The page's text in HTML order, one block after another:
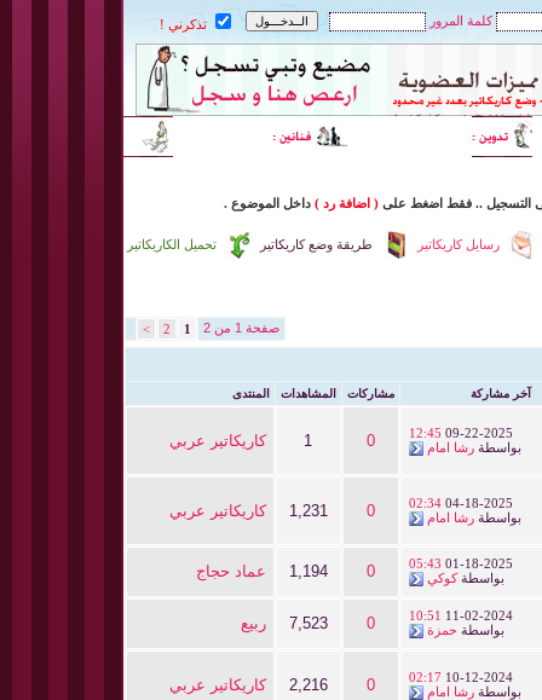
كلمة المرور تذكرني !
التسجيل .. فقط اضغط على ( اضافة رد ) داخل الموضوع .
تحميل الكاريكاتير طريقة وضع كاريكاتير رسايل كاريكاتير
صفحة 1 من 2 1
2
>
آخر مشاركة مشاركات المشاهدات المنتدى
09-22-2025
12:45
بواسطةرشا امام 0
1 كاريكاتير عربي
04-18-2025
02:34
بواسطةرشا امام 0
1,231 كاريكاتير عربي
01-18-2025
05:43
بواسطةكوكي 0
1,194 عماد حجاج
11-02-2024
10:51
بواسطة حمزة 0
7,523 ربيع
10-12-2024
02:17
بواسطةرشا امام 0
2,216 كاريكاتير عربي